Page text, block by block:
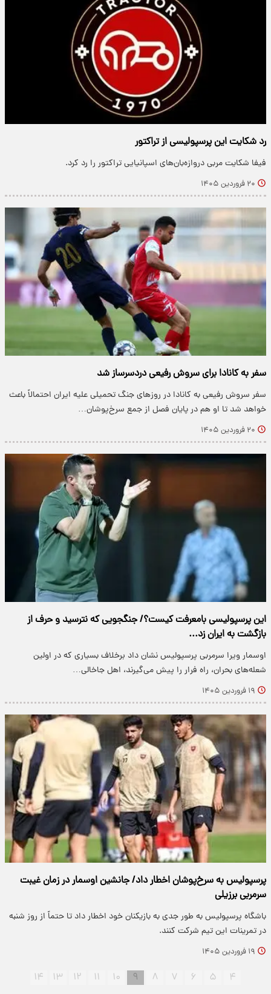
رد شکایت این پرسپولیسی از تراکتور
فیفا شکایت مربی دروازه‌بان‌های اسپانیایی تراکتور را رد کرد.
۲۰ فروردین ۱۴۰۵
سفر به کانادا برای سروش رفیعی دردسرساز شد
سفر سروش رفیعی به کانادا در روزهای جنگ تحمیلی علیه ایران احتمالاً باعث
خواهد شد تا او هم در پایان فصل از جمع سرخ‌پوشان…
۲۰ فروردین ۱۴۰۵
این پرسپولیسی بامعرفت کیست؟/ جنگجویی که نترسید و حرف از
بازگشت به ایران زد...
اوسمار ویرا سرمربی پرسپولیس نشان داد برخلاف بسیاری که در اولین
شعله‌های بحران، راه فرار را پیش می‌گیرند، اهل جاخالی…
۱۹ فروردین ۱۴۰۵
پرسپولیس به سرخ‌پوشان اخطار داد/ جانشین اوسمار در زمان غیبت
سرمربی برزیلی
باشگاه پرسپولیس به طور جدی به بازیکنان خود اخطار داد تا حتماً از روز شنبه
در تمرینات این تیم شرکت کنند.
۱۹ فروردین ۱۴۰۵
۴ ۵ ۶ ۷ ۸ ۹ ۱۰ ۱۱ ۱۲ ۱۳ ۱۴